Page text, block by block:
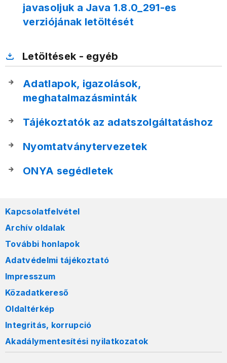
javasoljuk a Java 1.8.0_291-es
verziójának letöltését
Letöltések - egyéb
Adatlapok, igazolások,
meghatalmazásminták
Tájékoztatók az adatszolgáltatáshoz
Nyomtatványtervezetek
ONYA segédletek
Kapcsolatfelvétel
Archív oldalak
További honlapok
Adatvédelmi tájékoztató
Impresszum
Közadatkereső
Oldaltérkép
Integritás, korrupció
Akadálymentesítési nyilatkozatok